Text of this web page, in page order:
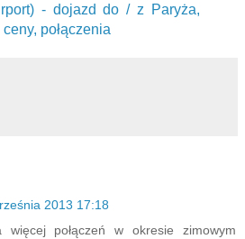
- dojazd do / z Paryża,
połączenia
2013 17:18
więcej połączeń w okresie zimowym